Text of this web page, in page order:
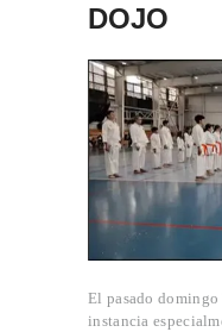
DOJO
El pasado
instancia